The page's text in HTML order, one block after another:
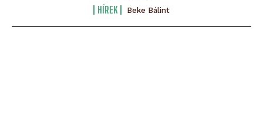
HÍREK Beke Bálint